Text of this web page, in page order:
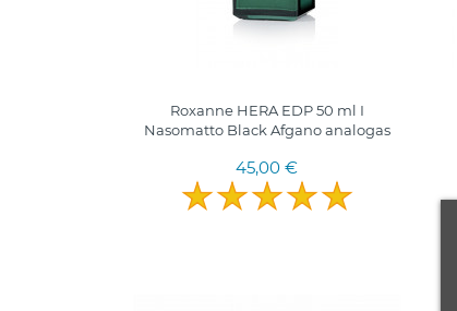
Roxanne HERA EDP 50 ml I
Nasomatto Black Afgano analogas
45,00 €